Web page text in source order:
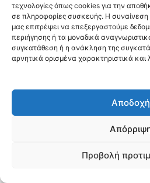
τεχνολογίες όπως cookies για την
σε πληροφορίες συσκευής. Η συναίνεση
μας επιτρέψει να επεξεργαστούμε
περιήγησης ή τα μοναδικά
συγκατάθεση ή η ανάκληση της
αρνητικά ορισμένα χαρακτηριστικά και
Αποδοχή
Προβολή